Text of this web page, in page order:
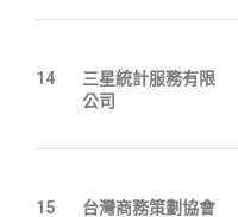
14
三星統計服務有限
公司
15 台灣商務策劃協會